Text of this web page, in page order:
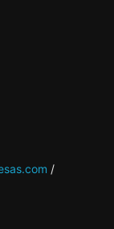
/